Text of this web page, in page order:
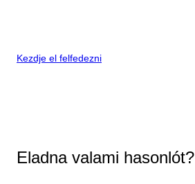
Kezdje el felfedezni
Eladna valami hasonlót?